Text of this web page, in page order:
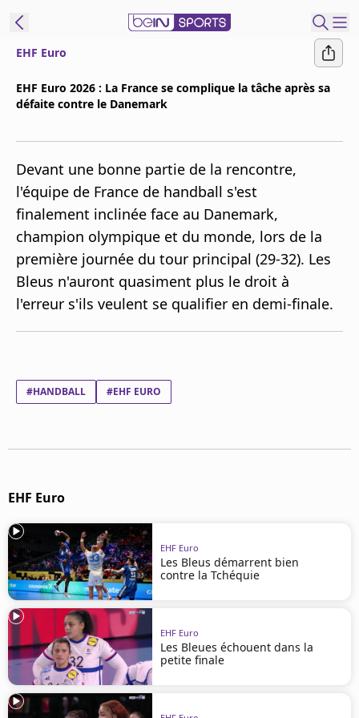
Replays
Podcasts
En Direct
Gérer les
notifications
Contactez nous
Grille TV
beINSPIRED
Cookies
Protection des données
EHF Euro
EHF Euro 2026 : La France se complique la tâche après sa
défaite contre le Danemark
Devant une bonne partie de la rencontre,
l'équipe de France de handball s'est
finalement inclinée face au Danemark,
champion olympique et du monde, lors de la
première journée du tour principal (29-32). Les
Bleus n'auront quasiment plus le droit à
l'erreur s'ils veulent se qualifier en demi-finale.
#HANDBALL #EHF EURO
EHF Euro
EHF Euro
Les Bleus démarrent bien
contre la Tchéquie
EHF Euro
Les Bleues échouent dans la
petite finale